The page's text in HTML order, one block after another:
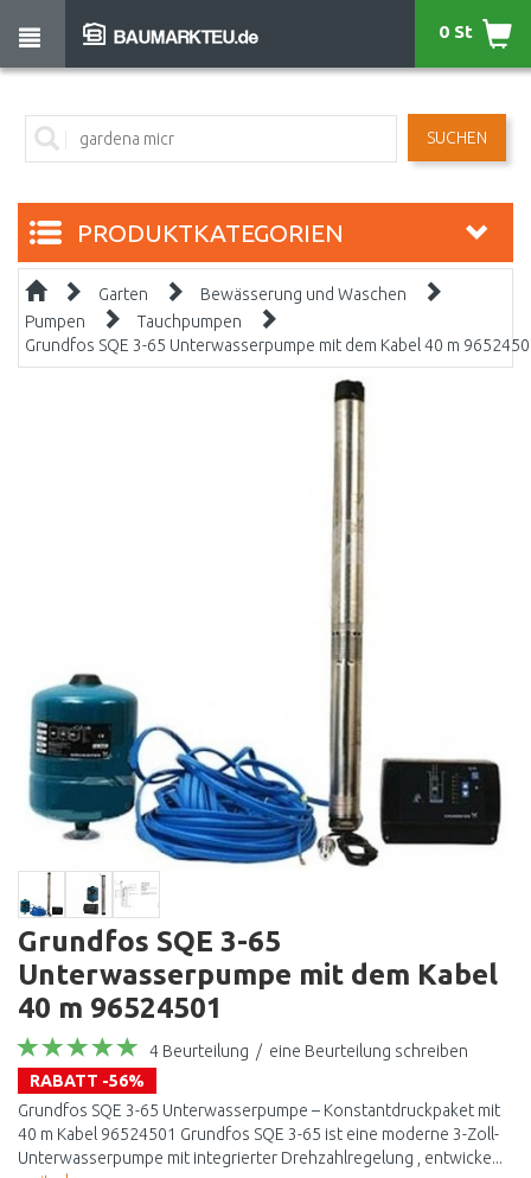
SUCHEN
0 St
PRODUKTKATEGORIEN
Garten
Bewässerung und Waschen
Pumpen
Tauchpumpen
Grundfos SQE 3-65 Unterwasserpumpe mit dem Kabel 40 m
Grundfos SQE 3-65
Unterwasserpumpe mit dem Kabel
40 m 96524501
4 Beurteilung / eine Beurteilung schreiben
RABATT -56%
Grundfos SQE 3-65 Unterwasserpumpe – Konstantdruckpaket mit
40 m Kabel 96524501 Grundfos SQE 3-65 ist eine moderne 3-Zoll-
Unterwasserpumpe mit integrierter Drehzahlregelung , entwicke...